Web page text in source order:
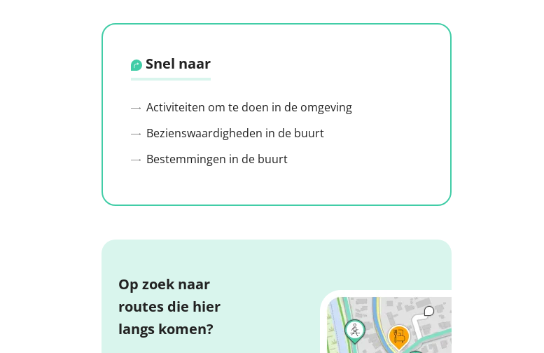
Snel naar
Activiteiten om te doen in de omgeving
Bezienswaardigheden in de buurt
Bestemmingen in de buurt
Op zoek naar
routes die hier
langs komen?